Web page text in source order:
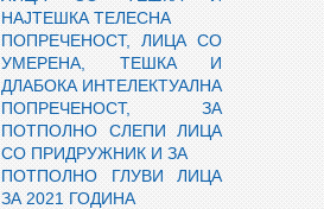
НАЈТЕШКА ТЕЛЕСНА
ПОПРЕЧЕНОСТ, ЛИЦА СО
УМЕРЕНА, ТЕШКА И
ДЛАБОКА ИНТЕЛЕКТУАЛНА
ПОПРЕЧЕНОСТ, ЗА
ПОТПОЛНО СЛЕПИ ЛИЦА
СО ПРИДРУЖНИК И ЗА
ПОТПОЛНО ГЛУВИ ЛИЦА
ЗА 2021 ГОДИНА